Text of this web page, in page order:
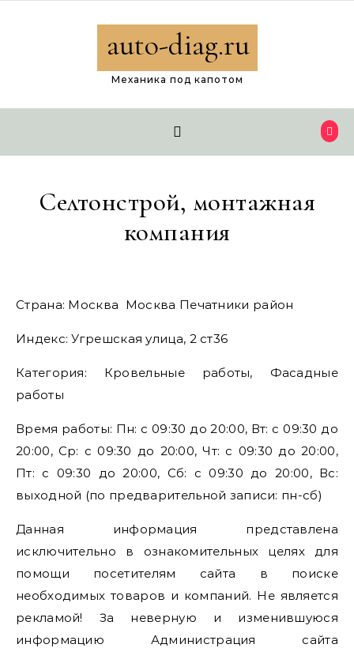
auto-diag.ru
Механика под капотом
Селтонстрой, монтажная
компания
Страна: Москва Москва Печатники район
Индекс: Угрешская улица, 2 ст36
Категория: Кровельные работы, Фасадные
работы
Время работы: Пн: с 09:30 до 20:00, Вт: с 09:30 до
20:00, Ср: с 09:30 до 20:00, Чт: с 09:30 до 20:00,
Пт: с 09:30 до 20:00, Сб: с 09:30 до 20:00, Вс:
выходной (по предварительной записи: пн-сб)
Данная информация представлена
исключительно в ознакомительных целях для
помощи посетителям сайта в поиске
необходимых товаров и компаний. Не является
рекламой! За неверную и изменившуюся
информацию Администрация сайта